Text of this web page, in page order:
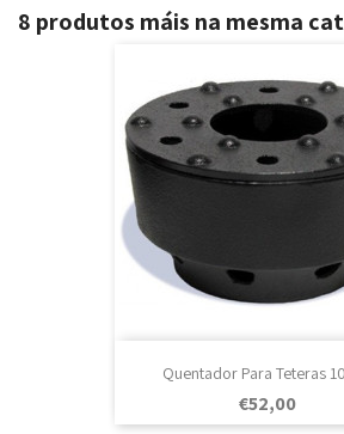
8 produtos máis na mesma
Quentador Para Teteras
Prezo
€52,00